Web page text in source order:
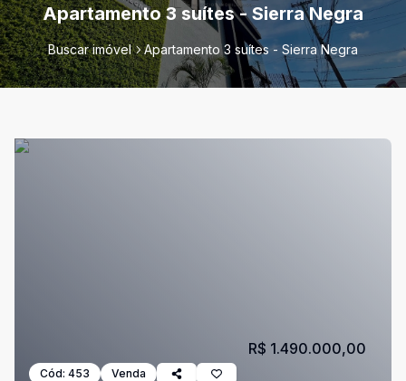
Apartamento 3 suítes - Sierra Negra
Buscar imóvel Apartamento 3 suítes - Sierra Negra
Cód: 453 Venda
R$ 1.490.000,00